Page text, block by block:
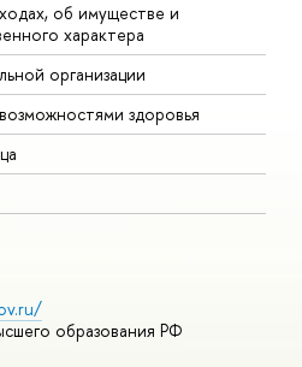
об имуществе и
характера
организации
здоровья
образования РФ